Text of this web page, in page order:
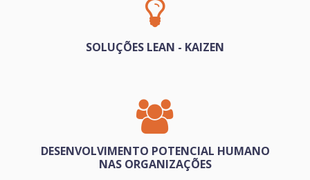
SOLUÇÕES LEAN - KAIZEN
DESENVOLVIMENTO POTENCIAL HUMANO
NAS ORGANIZAÇÕES